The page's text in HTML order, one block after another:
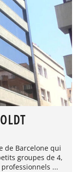
de Barcelone qui
groupes de 4,
...